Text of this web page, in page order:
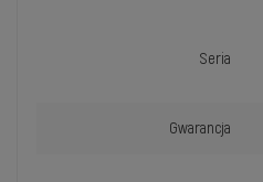
Seria
Gwarancja